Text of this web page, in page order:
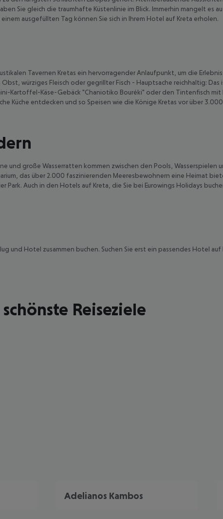
Sie gleich die traumhafte Küstenlinie im Blick. Immerhin mangelt es
ausgefüllten Tag können Sie sich in Ihrem Hotel auf Kreta erholen.
Tavernen Kretas ein hervorragender Anlaufpunkt, um die
würziges Fleisch oder gegrillter Fisch - Hauptsache reichhaltig: Das
Kartoffel-Käse-Gebäck "Chaniotiko Bouréki" oder den Tintenfisch mit
Küche entdecken und so Speisen wie die Könige Kretas vor über 3.000
und große Wasserratten kommen zwischen den Pools, Wasserspielen
das über 2.000 faszinierenden Meeresbewohnern eine Heimat
Auch in den Hotels auf Kreta, die Sie bei Eurowings Holidays
und Hotel zusammen buchen. Suchen Sie erst ein passendes Hotel
Reiseziele
Adelianos Kambos